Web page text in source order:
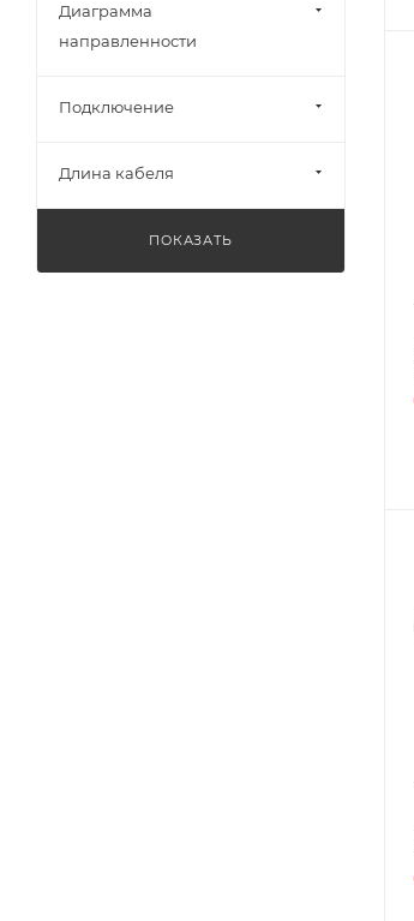
Диаграмма
направленности
Подключение
Длина кабеля
ПОКАЗАТЬ